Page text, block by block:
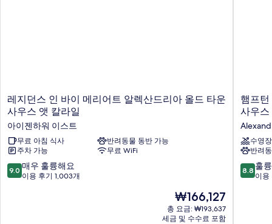
레
지
던
스
인
바
이
메
레지던스 인 바이 메리어트 알렉산드리아 올드 타운
사우스 앳 칼라일
아이젠하워 이스트
무료 아침 식사
반려동물 동반 가능
주차 가능
무료 WiFi
10
점
9.0 매우 훌륭해요
이용 후기 1,003개
현
재
요
₩166,127
총 요금: ₩193,637
세금 및 수수료 포함
햄
프
턴
인
앤
드
스
위
햄프
사우스
수영장
반려
10
점
8.8 훌
이용